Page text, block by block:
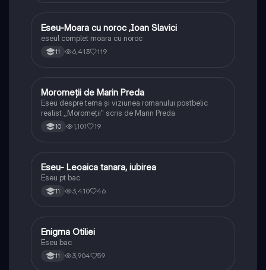
Limba și literatura română
Eseu-Moara cu noroc ,Ioan Slavici
eseul complet moara cu noroc
11 6,413 119
Limba și literatura română
Moromeții de Marin Preda
Eseu despre tema și viziunea romanului postbelic
realist ,,Moromeții" scris de Marin Preda
10 1,101 19
Limba și literatura română
Eseu- Leoaica tanara, iubirea
Eseu pt bac
11 3,410 46
Limba și literatura română
Enigma Otiliei
Eseu bac
11 3,904 59